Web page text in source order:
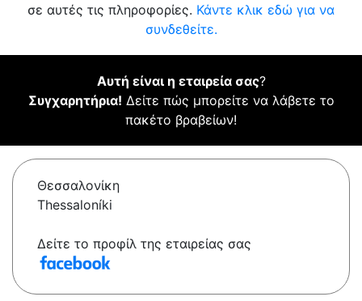
σε αυτές τις πληροφορίες. Κάντε κλικ εδώ για να
συνδεθείτε.
Αυτή είναι η εταιρεία σας?
Συγχαρητήρια! Δείτε πώς μπορείτε να λάβετε το
πακέτο βραβείων!
Θεσσαλονίκη
Thessaloníki
Δείτε το προφίλ της εταιρείας σας